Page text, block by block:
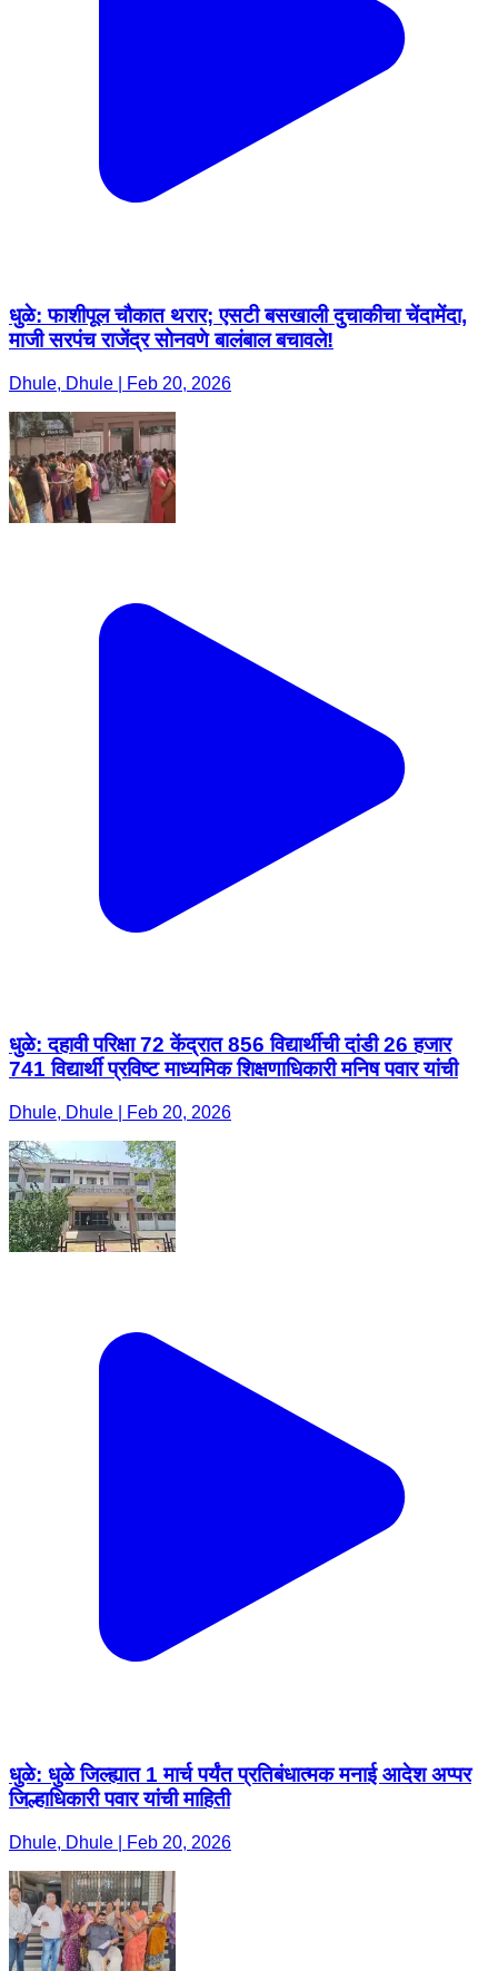
धुळे: फाशीपूल चौकात थरार; एसटी बसखाली दुचाकीचा चेंदामेंदा,
माजी सरपंच राजेंद्र सोनवणे बालंबाल बचावले!
Dhule, Dhule | Feb 20, 2026
धुळे: दहावी परिक्षा 72 केंद्रात 856 विद्यार्थीची दांडी 26 हजार
741 विद्यार्थी प्रविष्ट माध्यमिक शिक्षणाधिकारी मनिष पवार यांची
Dhule, Dhule | Feb 20, 2026
धुळे: धुळे जिल्ह्यात 1 मार्च पर्यंत प्रतिबंधात्मक मनाई आदेश अप्पर
जिल्हाधिकारी पवार यांची माहिती
Dhule, Dhule | Feb 20, 2026